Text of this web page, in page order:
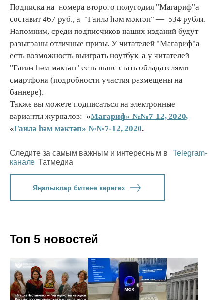
Подписка на номера второго полугодия "Магариф"а
составит 467 руб., а "Гаилә һәм мәктәп" — 534 рубля.
Напомним, среди подписчиков наших изданий будут
разыграны отличные призы. У читателей "Магариф"а
есть возможность выиграть ноутбук, а у читателей
"Гаилә һәм мәктәп" есть шанс стать обладателями
смартфона (подробности участия размещены на
баннере).
Также вы можете подписаться на электронные
варианты журналов: «Магариф» №№7-12, 2020,
«Гаилә һәм мәктәп» №№7-12, 2020.
Следите за самым важным и интересным в
Telegram-
канале Татмедиа
Яңалыклар битенә керегез
Топ 5 новостей